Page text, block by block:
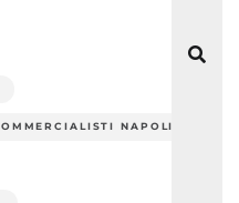
NAPOLI